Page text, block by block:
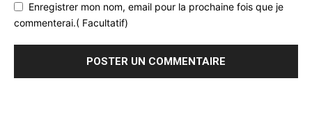
Enregistrer mon nom, email pour la prochaine fois que je
commenterai.( Facultatif)